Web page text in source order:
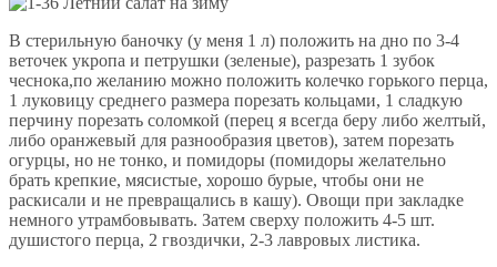
В стерильную баночку (у меня 1 л) положить на дно по 3-4
веточек укропа и петрушки (зеленые), разрезать 1 зубок
чеснока,по желанию можно положить колечко горького перца,
1 луковицу среднего размера порезать кольцами, 1 сладкую
перчину порезать соломкой (перец я всегда беру либо желтый,
либо оранжевый для разнообразия цветов), затем порезать
огурцы, но не тонко, и помидоры (помидоры желательно
брать крепкие, мясистые, хорошо бурые, чтобы они не
раскисали и не превращались в кашу). Овощи при закладке
немного утрамбовывать. Затем сверху положить 4-5 шт.
душистого перца, 2 гвоздички, 2-3 лавровых листика.